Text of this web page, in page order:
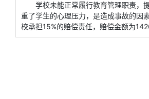
学校未能正常履行教育管理职责，
重了学生的心理压力，是造成事故的因
校承担15%的赔偿责任，赔偿金额为